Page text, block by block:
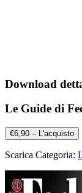
Download
Le Guide di
€6,90 – L'acquisto
Scarica Categoria: